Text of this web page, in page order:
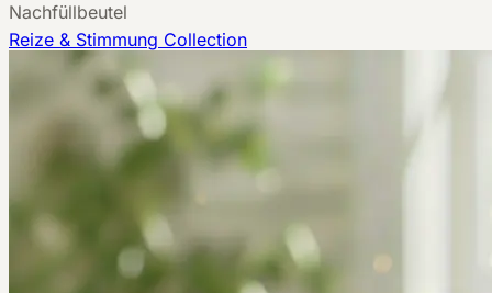
Nachfüllbeutel
Reize & Stimmung Collection